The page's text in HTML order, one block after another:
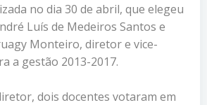
no dia 30 de abril, que elegeu
Luís de Medeiros Santos e
Monteiro, diretor e vice-
a gestão 2013-2017.
dois docentes votaram em